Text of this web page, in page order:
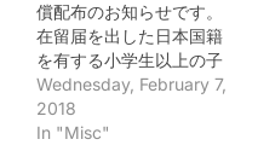
償配布のお知らせです。
在留届を出した日本国籍
を有する小学生以上の子
女で、ニューヨーク総領
事館の対応州 (ニューヨー
ク州、ニュージャージー
Wednesday, February 7,
2018
In "Misc"